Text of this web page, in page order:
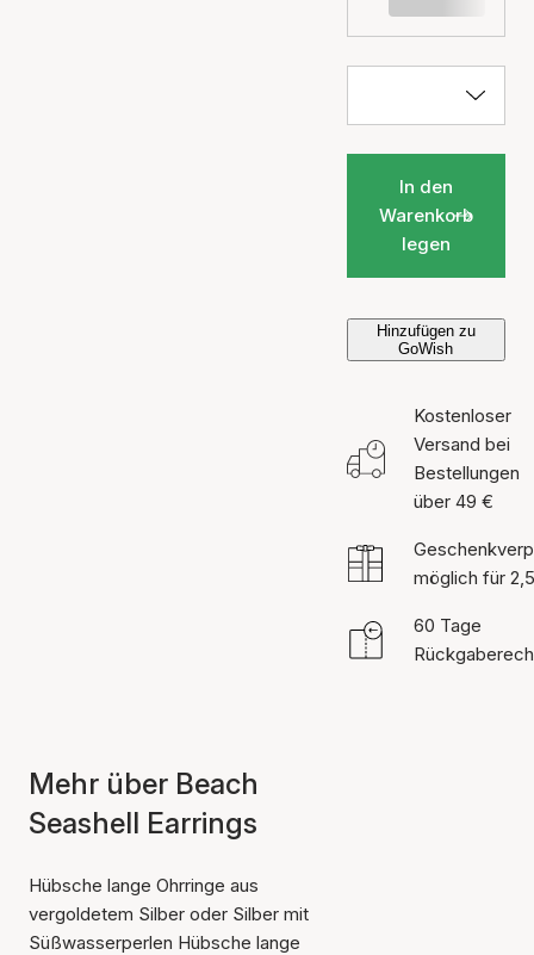
In den
Warenkorb
legen
Hinzufügen zu
GoWish
Kostenloser
Versand bei
Bestellungen
über 49 €
möglich für
60 Tage
Mehr über Beach
Seashell Earrings
Hübsche lange Ohrringe aus
vergoldetem Silber oder Silber mit
Süßwasserperlen Hübsche lange